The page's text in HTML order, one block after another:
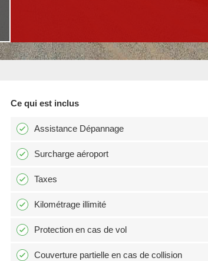
Ce qui est inclus
Assistance Dépannage
Surcharge aéroport
Taxes
Kilométrage illimité
Protection en cas de vol
Couverture partielle en cas de collision